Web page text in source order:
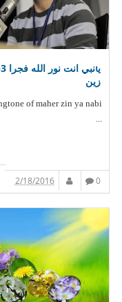
زين
of maher zin ya nabi
...
0
2/18/2016